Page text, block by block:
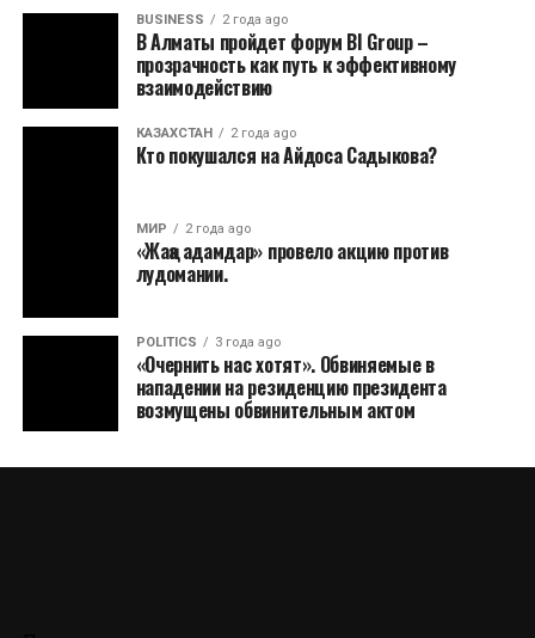
BUSINESS 2 года ago
В Алматы пройдет форум BI Group –
прозрачность как путь к эффективному
взаимодействию
КАЗАХСТАН 2 года ago
Кто покушался на Айдоса Садыкова?
МИР 2 года ago
«Жаңа адамдар» провело акцию против
лудомании.
POLITICS 3 года ago
«Очернить нас хотят». Обвиняемые в
нападении на резиденцию президента
возмущены обвинительным актом